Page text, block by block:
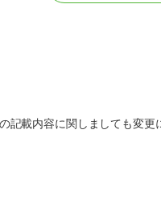
載内容に関しましても変